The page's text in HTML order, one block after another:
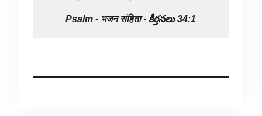
Psalm - भजन संहिता- కీర్తనలు 34:1